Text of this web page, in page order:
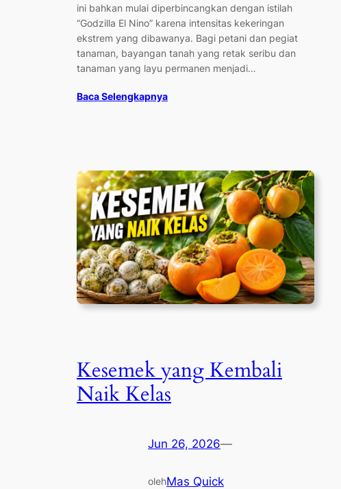
ini bahkan mulai diperbincangkan dengan istilah
“Godzilla El Nino” karena intensitas kekeringan
ekstrem yang dibawanya. Bagi petani dan pegiat
tanaman, bayangan tanah yang retak seribu dan
tanaman yang layu permanen menjadi…
Baca Selengkapnya
Kesemek yang Kembali
Naik Kelas
Jun 26, 2026—
olehMas Quick